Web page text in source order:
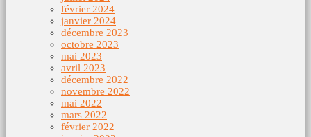
février 2024
janvier 2024
décembre 2023
octobre 2023
mai 2023
avril 2023
décembre 2022
novembre 2022
mai 2022
mars 2022
février 2022